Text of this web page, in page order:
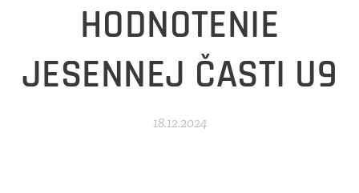
HODNOTENIE
JESENNEJ ČASTI U9
18.12.2024